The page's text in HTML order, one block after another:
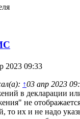
2023 09:33
↑03 апр 2023
в декларации
не
то их и не надо